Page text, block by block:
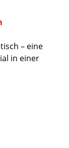
– eine
in einer